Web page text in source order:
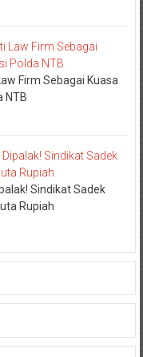
Firm Sebagai Kuasa
NTB
Sindikat Sadek
Rupiah